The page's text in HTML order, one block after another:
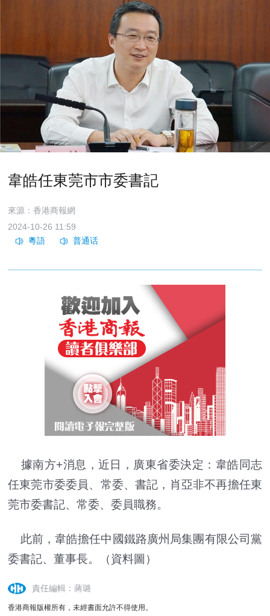
韋皓任東莞市市委書記
來源：香港商報網
2024-10-26 11:59
據南方+消息，近日，廣東省委決定：韋皓同志
任東莞市委委員、常委、書記，肖亞非不再擔任東
莞市委書記、常委、委員職務。
此前，韋皓擔任中國鐵路廣州局集團有限公司黨
委書記、董事長。（資料圖）
責任編輯：蔣璐
香港商報版權所有，未經書面允許不得使用。